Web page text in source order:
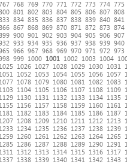
768 769 770 771 772 773 774 775
801 802 803 804 805 806 807 808
834 835 836 837 838 839 840 841
867 868 869 870 871 872 873 874
900 901 902 903 904 905 906 907
933 934 935 936 937 938 939 940
966 967 968 969 970 971 972 973
999 1000 1001 1002 1003 1004
1025 1026 1027 1028 1029 1030 1031
1051 1052 1053 1054 1055 1056 1057
1077 1078 1079 1080 1081 1082 1083
1103 1104 1105 1106 1107 1108 1109
1129 1130 1131 1132 1133 1134 1135
1155 1156 1157 1158 1159 1160 1161
1181 1182 1183 1184 1185 1186 1187
1207 1208 1209 1210 1211 1212 1213
1233 1234 1235 1236 1237 1238 1239
1259 1260 1261 1262 1263 1264 1265
1285 1286 1287 1288 1289 1290 1291
1311 1312 1313 1314 1315 1316 1317
1337 1338 1339 1340 1341 1342 1343